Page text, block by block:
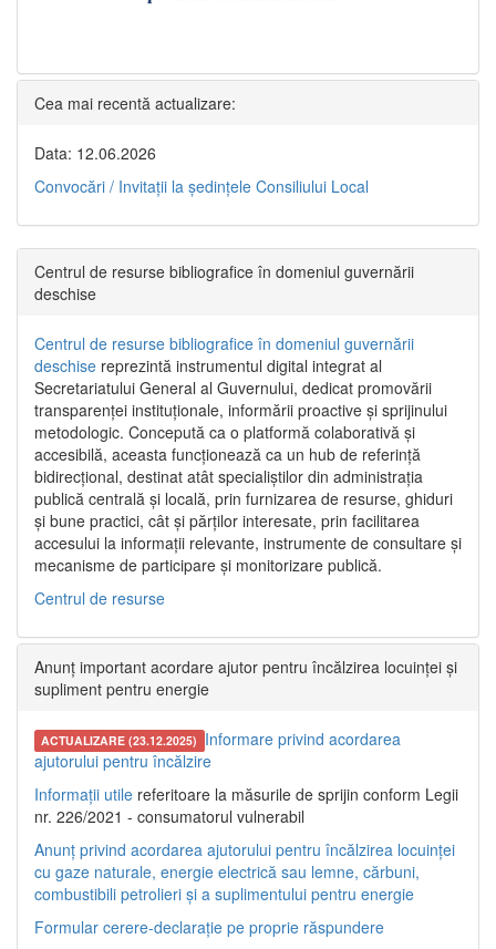
Cea mai recentă actualizare:
Data: 12.06.2026
Convocări / Invitaţii la şedinţele Consiliului Local
Centrul de resurse bibliografice în domeniul guvernării
deschise
Centrul de resurse bibliografice în domeniul guvernării
deschise reprezintă instrumentul digital integrat al
Secretariatului General al Guvernului, dedicat promovării
transparenței instituționale, informării proactive și sprijinului
metodologic. Concepută ca o platformă colaborativă și
accesibilă, aceasta funcționează ca un hub de referință
bidirecțional, destinat atât specialiștilor din administrația
publică centrală și locală, prin furnizarea de resurse, ghiduri
și bune practici, cât și părților interesate, prin facilitarea
accesului la informații relevante, instrumente de consultare și
mecanisme de participare și monitorizare publică.
Centrul de resurse
Anunț important acordare ajutor pentru încălzirea locuinței și
supliment pentru energie
ACTUALIZARE (23.12.2025) Informare privind acordarea
ajutorului pentru încălzire
Informații utile referitoare la măsurile de sprijin conform Legii
nr. 226/2021 - consumatorul vulnerabil
Anunț privind acordarea ajutorului pentru încălzirea locuinței
cu gaze naturale, energie electrică sau lemne, cărbuni,
combustibili petrolieri și a suplimentului pentru energie
Formular cerere-declarație pe proprie răspundere